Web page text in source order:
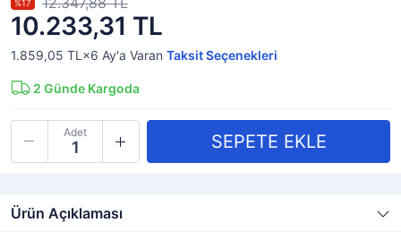
10.233,31 TL
%17
1.859,05 TL×6 Ay'a Varan Taksit Seçenekleri
2 Günde Kargoda
Adet
Ürün Açıklaması